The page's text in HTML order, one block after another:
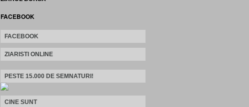
FACEBOOK
FACEBOOK
ZIARISTI ONLINE
PESTE 15.000 DE SEMNATURI!
CINE SUNT